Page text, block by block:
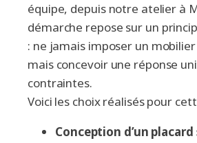
équipe, depuis notre atelier à
démarche repose sur un
: ne jamais imposer un
mais concevoir une réponse
contraintes.
Voici les choix réalisés pour
Conception d’un